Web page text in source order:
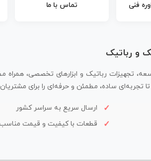
فنی تماس با ما
و رباتیک
تجهیزات رباتیک و ابزارهای تخصصی، همراه
ساده، مطمئن و حرفه‌ای را برای مشتریان
ارسال سریع به سراسر کشور
قطعات با کیفیت و قیمت